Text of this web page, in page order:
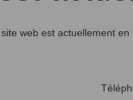
web est actuellement